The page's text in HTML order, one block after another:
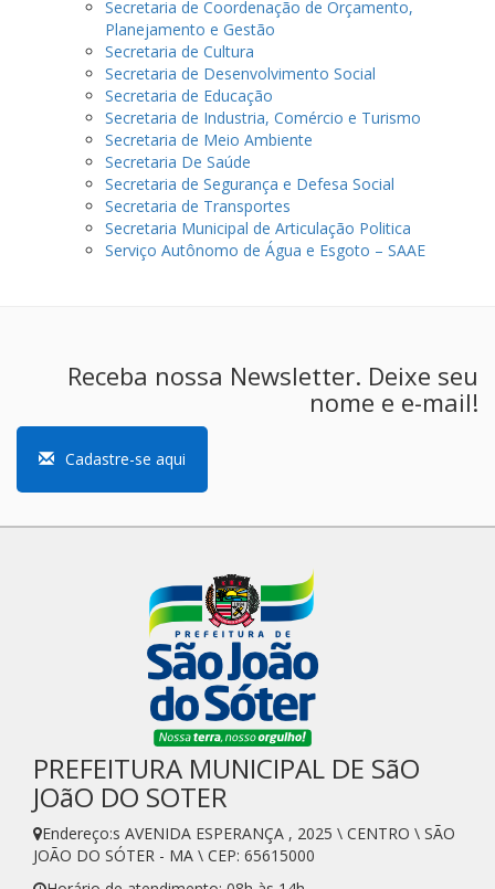
Secretaria de Coordenação de Orçamento,
Planejamento e Gestão
Secretaria de Cultura
Secretaria de Desenvolvimento Social
Secretaria de Educação
Secretaria de Industria, Comércio e Turismo
Secretaria de Meio Ambiente
Secretaria De Saúde
Secretaria de Segurança e Defesa Social
Secretaria de Transportes
Secretaria Municipal de Articulação Politica
Serviço Autônomo de Água e Esgoto – SAAE
Receba nossa Newsletter. Deixe seu
nome e e-mail!
Cadastre-se aqui
PREFEITURA MUNICIPAL DE SãO
JOãO DO SOTER
Endereço:s AVENIDA ESPERANÇA , 2025 \ CENTRO \ SÃO
JOÃO DO SÓTER - MA \ CEP: 65615000